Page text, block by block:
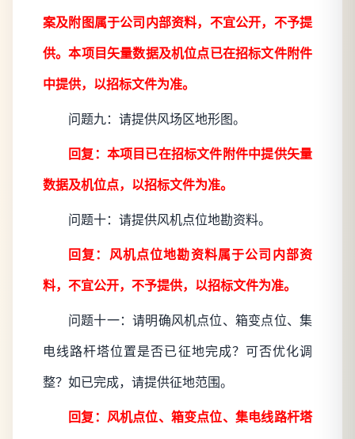
案及附图属于公司内部资料，不宜公开，不予提
供。本项目矢量数据及机位点已在招标文件附件
中提供，以招标文件为准。
问题九：请提供风场区地形图。
回复：本项目已在招标文件附件中提供矢量
数据及机位点，以招标文件为准。
问题十：请提供风机点位地勘资料。
回复：风机点位地勘资料属于公司内部资
料，不宜公开，不予提供，以招标文件为准。
问题十一：请明确风机点位、箱变点位、集
电线路杆塔位置是否已征地完成？可否优化调
整？如已完成，请提供征地范围。
回复：风机点位、箱变点位、集电线路杆塔